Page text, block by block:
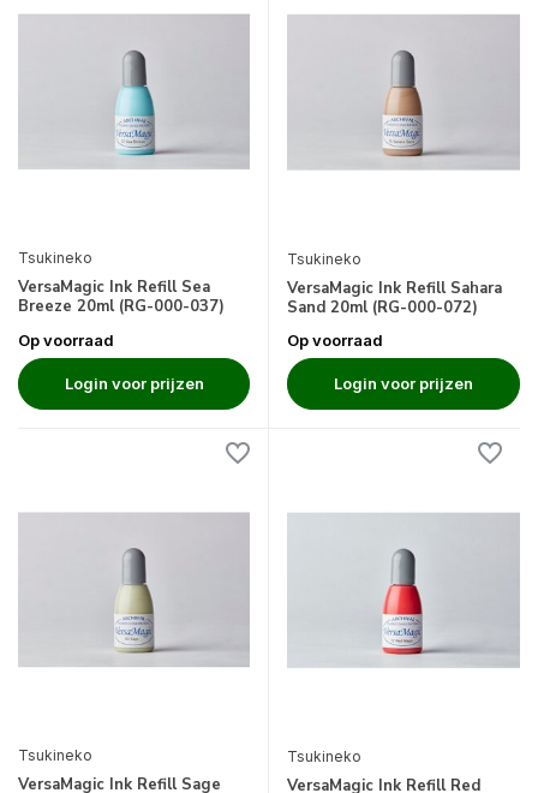
Tsukineko
VersaMagic Ink Refill Sea
Breeze 20ml (RG-000-037)
Op voorraad
Login voor prijzen
Tsukineko
VersaMagic Ink Refill Sahara
Sand 20ml (RG-000-072)
Op voorraad
Login voor prijzen
Tsukineko
VersaMagic Ink Refill Sage
Tsukineko
VersaMagic Ink Refill Red